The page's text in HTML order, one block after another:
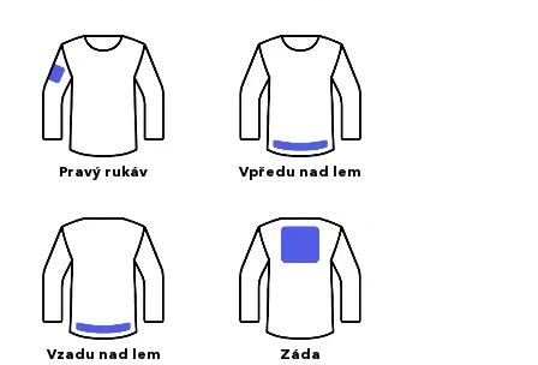
Pravý rukáv Vpředu nad lem
Vzadu nad lem Záda